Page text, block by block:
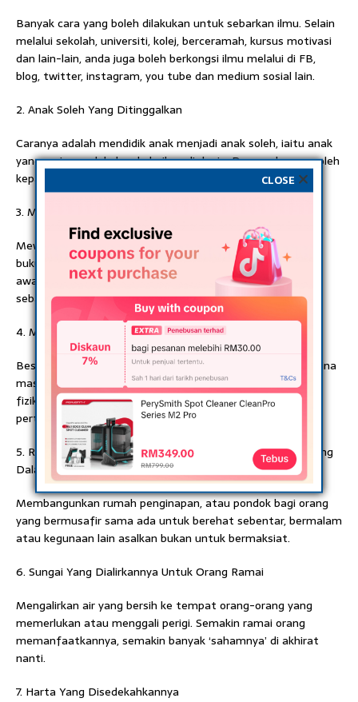
Banyak cara yang boleh dilakukan untuk sebarkan ilmu. Selain
melalui sekolah, universiti, kolej, berceramah, kursus motivasi
dan lain-lain, anda juga boleh berkongsi ilmu melalui di FB,
blog, twitter, instagram, you tube dan medium sosial lain.
2. Anak Soleh Yang Ditinggalkan
Caranya adalah mendidik anak menjadi anak soleh, iaitu anak
yang sering melakukan kebaikan di dunia. Doa anak yang soleh
kepada orang tuanya mustajab di sisi Allah swt.
3. Mushaf (Kitab-Kitab Agama) Yang Diwariskannya
Mewariskan kitab seperti kitab suci al-Quran, kitab tafsir,
buku agama dan lain-lain di masjid, surau, perpustakaan
awam, sekolah atau maahad untuk kegunaan orang ramai
sebagai bahan bacaan, rujukan dan sebagainya.
4. Masjid Yang Dibina
Besar ganjaran bagi mereka yang membantu untuk membina
masjid bagi kegunaan masyarakat. Sama ada dari sudut
fizikal, tenaga, buah fikiran, kewangan atau apa jua
pertolongan. Kesemuanya bernilai ibadah di sisi Allah.
5. Rumah Yang Dibina Untuk Penginapan Orang Yang Sedang
Dalam Perjalanan
Membangunkan rumah penginapan, atau pondok bagi orang
yang bermusafir sama ada untuk berehat sebentar, bermalam
atau kegunaan lain asalkan bukan untuk bermaksiat.
6. Sungai Yang Dialirkannya Untuk Orang Ramai
Mengalirkan air yang bersih ke tempat orang-orang yang
memerlukan atau menggali perigi. Semakin ramai orang
memanfaatkannya, semakin banyak ‘sahamnya’ di akhirat
nanti.
7. Harta Yang Disedekahkannya
CLOSE